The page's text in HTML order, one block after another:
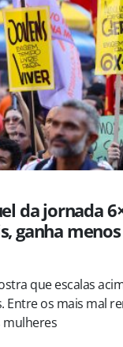
da jornada
ganha
que escalas
Entre os mais mal
mulheres